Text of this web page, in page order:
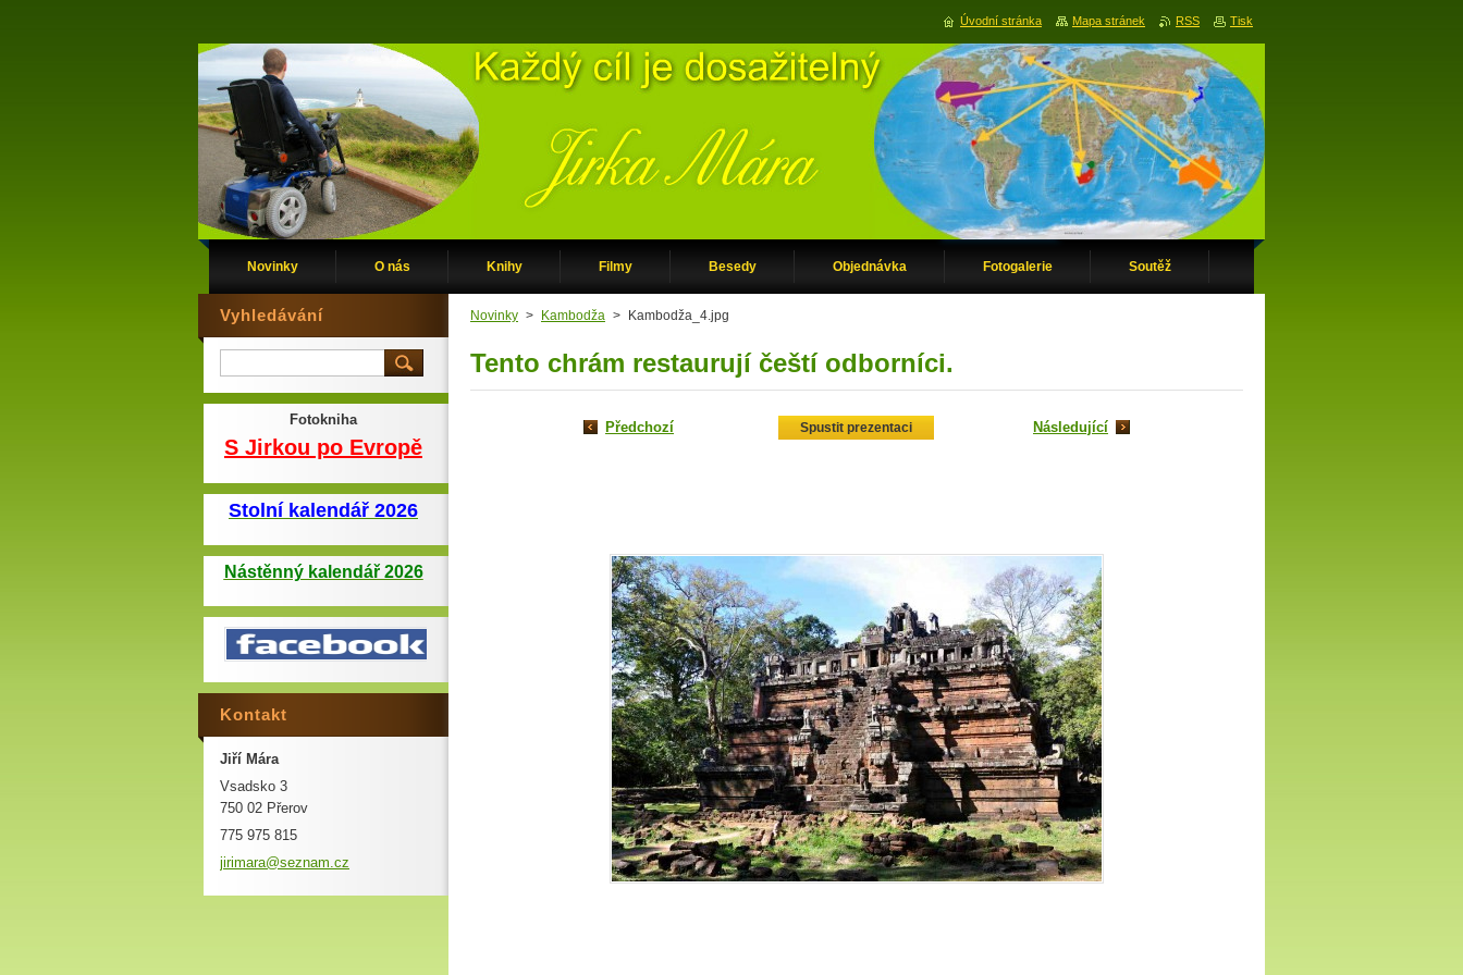
Novinky O nás Knihy Filmy Besedy Objednávka Fotogalerie Soutěž
Novinky > Kambodža > Kambodža_4.jpg
Tento chrám restaurují čeští odborníci.
Předchozí Spustit prezentaci Následující
Vyhledávání
Fotokniha
S Jirkou po Evropě
Stolní kalendář 2026
Nástěnný kalendář 2026
Kontakt
Jiří Mára
Vsadsko 3
750 02 Přerov
775 975 815
jirimara@seznam.cz
Úvodní stránka Mapa stránek RSS Tisk